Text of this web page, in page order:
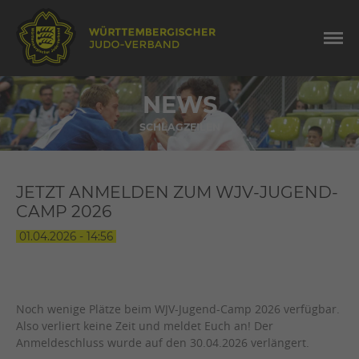
NEWS
SCHLAGZEILEN
JETZT ANMELDEN ZUM WJV-JUGEND-
CAMP 2026
01.04.2026 - 14:56
Noch wenige Plätze beim WJV-Jugend-Camp 2026 verfügbar.
Also verliert keine Zeit und meldet Euch an! Der
Anmeldeschluss wurde auf den 30.04.2026 verlängert.